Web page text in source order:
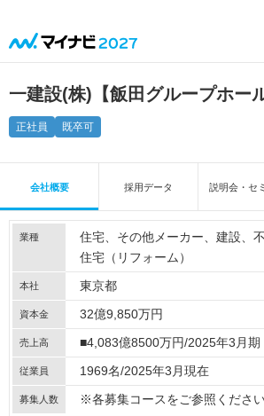
一建設(株)【飯田グループホー
正社員 既卒可
会社概要 採用データ 説明会・セ
業種 住宅 その他メーカー 建設
住宅（リフォーム）
本社 東京都
資本金 32億9,850万円
売上高 ■4,083億8500万円/2025年3月期
従業員 1969名/2025年3月現在
募集人数 ※各募集コースをご参照ください